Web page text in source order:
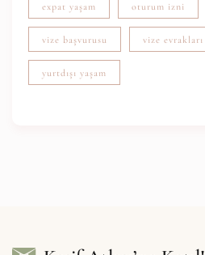
expat yaşam oturum izni
vize başvurusu vize evrakları
yurtdışı yaşam